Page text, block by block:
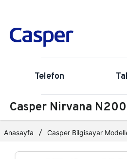
Telefon
Casper Nirvana
Anasayfa Casper Bilgisayar